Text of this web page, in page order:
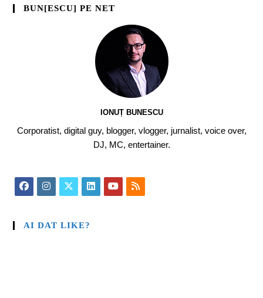
BUN[ESCU] PE NET
IONUȚ BUNESCU
Corporatist, digital guy, blogger, vlogger, jurnalist, voice over,
DJ, MC, entertainer.
AI DAT LIKE?